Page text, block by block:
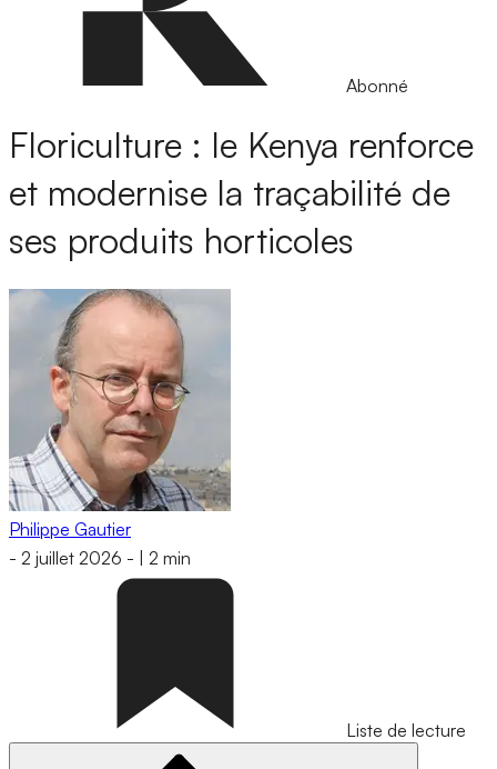
Abonné
Floriculture : le Kenya renforce
et modernise la traçabilité de
ses produits horticoles
Philippe Gautier
- 2 juillet 2026 - 2 min
Liste de lecture